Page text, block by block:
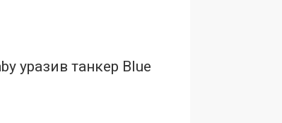
уразив танкер Blue